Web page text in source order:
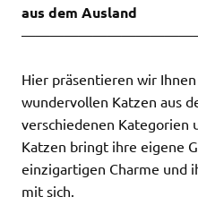
aus dem Ausland
Hier präsentieren wir
wundervollen Katzen aus
verschiedenen Kategorien
Katzen bringt ihre eigene
einzigartigen Charme und
mit sich.